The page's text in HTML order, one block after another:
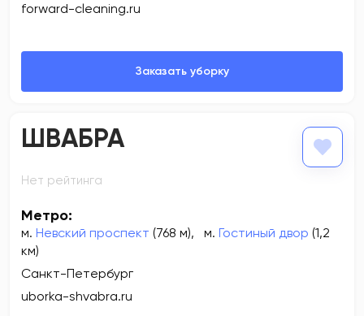
forward-cleaning.ru
ШВАБРА
Нет рейтинга
Метро:
м. Невский проспект (768 м), м. Гостиный двор (1,2
км)
Санкт-Петербург
uborka-shvabra.ru